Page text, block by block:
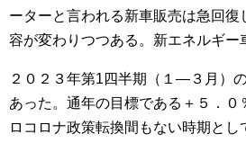
ーターと言われる新車販売は急回復
容が変わりつつある。新エネルギー
２０２３年第1四半期（１―３月）
あった。通年の目標である＋５．０
ロコロナ政策転換間もない時期とし